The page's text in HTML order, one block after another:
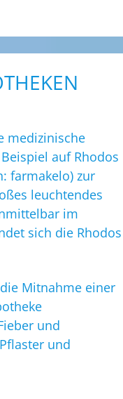
medizinische
auf Rhodos
farmakelo) zur
leuchtendes
im
sich die Rhodos
Mitnahme einer
und
und